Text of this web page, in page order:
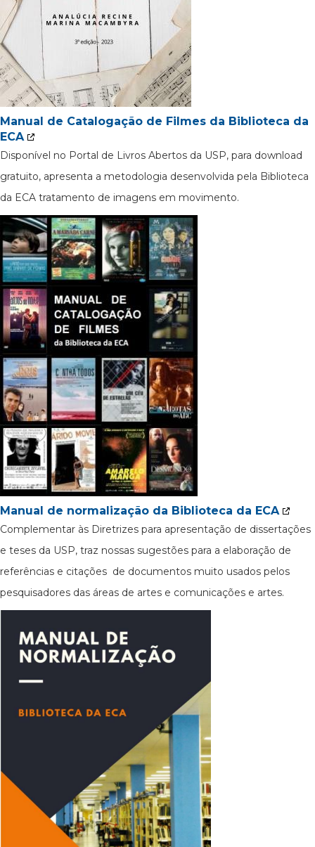
Manual de Catalogação de Filmes da Biblioteca da
ECA
Disponível no Portal de Livros Abertos da USP, para download
gratuito, apresenta a metodologia desenvolvida pela Biblioteca
da ECA tratamento de imagens em movimento.
Manual de normalização da Biblioteca da ECA
Complementar às Diretrizes para apresentação de dissertações
e teses da USP, traz nossas sugestões para a elaboração de
referências e citações de documentos muito usados pelos
pesquisadores das áreas de artes e comunicações e artes.